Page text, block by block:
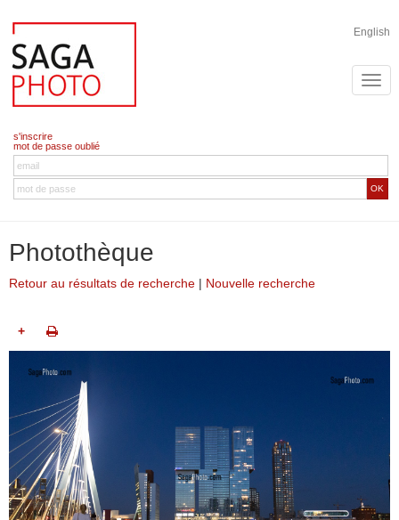
English
s'inscrire
mot de passe oublié
OK
Photothèque
Retour au résultats de recherche | Nouvelle recherche
+